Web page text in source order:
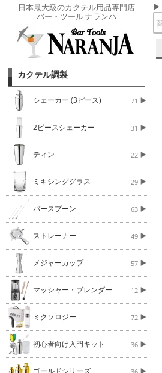
日本最大級のカクテル用品専門店
バー・ツール ナランハ
カクテル調製
シェーカー (3ピース) 71
2ピースシェーカー 31
ティン 22
ミキシンググラス 29
バースプーン 63
ストレーナー 49
メジャーカップ 57
マッシャー・ブレンダー 12
ミクソロジー 72
初心者向け入門キット 36
ゴールドシリーズ 36